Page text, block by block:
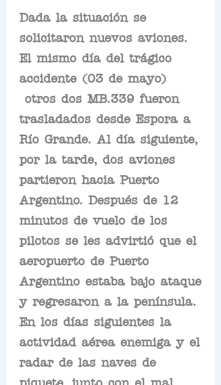
Dada la situación se
solicitaron nuevos aviones.
El mismo día del trágico
accidente (03 de mayo)
otros dos MB.339 fueron
trasladados desde Espora a
Río Grande. Al día siguiente,
por la tarde, dos aviones
partieron hacia Puerto
Argentino. Después de 12
minutos de vuelo de los
pilotos se les advirtió que el
aeropuerto de Puerto
Argentino estaba bajo ataque
y regresaron a la península.
En los días siguientes la
actividad aérea enemiga y el
radar de las naves de
piquete, junto con el mal